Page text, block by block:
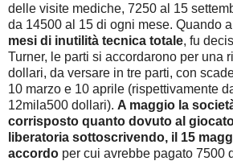
delle visite mediche, 7250 al 15
da 14500 al 15 di ogni mese. Quando
mesi di inutilità tecnica totale, fu
Turner, le parti si accordarono per una
dollari, da versare in tre parti, con
10 marzo e 10 aprile (rispettivamente
12mila500 dollari). A maggio la
corrisposto quanto dovuto al
liberatoria sottoscrivendo, il 15
accordo per cui avrebbe pagato 7500